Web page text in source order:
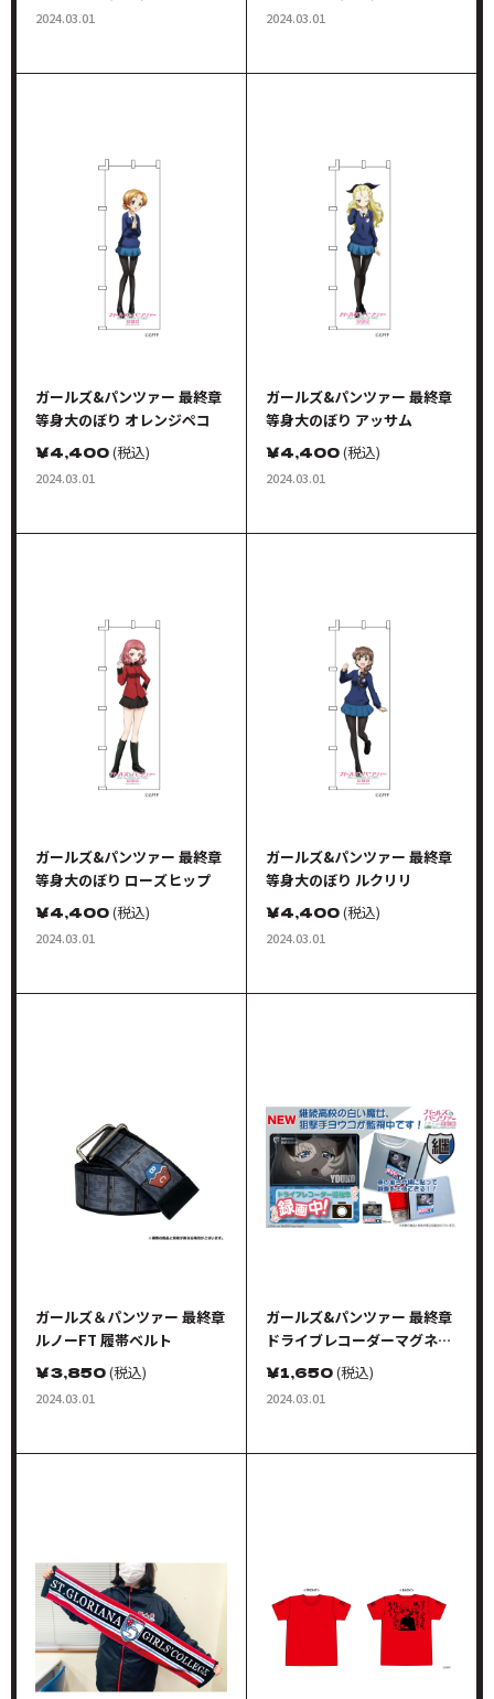
2024.03.01
ンツァーグッズ
2024.03.01
ガールズ&パンツァー 最終章
等身大のぼり オレンジペコ
￥4,400(税込)
2024.03.01
ガールズ&パンツァー 最終章
等身大のぼり アッサム
￥4,400(税込)
2024.03.01
ガールズ&パンツァー 最終章
等身大のぼり ローズヒップ
￥4,400(税込)
2024.03.01
ガールズ&パンツァー 最終章
等身大のぼり ルクリリ
￥4,400(税込)
2024.03.01
ガールズ＆パンツァー 最終章
ルノーFT 履帯ベルト
￥3,850(税込)
2024.03.01
ガールズ&パンツァー 最終章
ドライブレコーダーマグネッ
ト 継続高校 ヨウコ監視中
￥1,650(税込)
2024.03.01